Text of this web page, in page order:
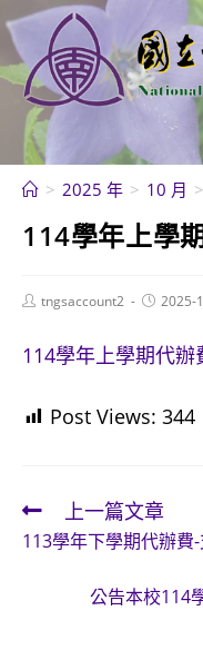
跳
轉
至
內
> 2025 年 > 10 月 >
114學年上學
Posttngsaccount2
Post2025-
114學年上學期代辦
Post Views: 344
Read
more
articles
上一篇文章
113學年下學期代辦費
公告本校114